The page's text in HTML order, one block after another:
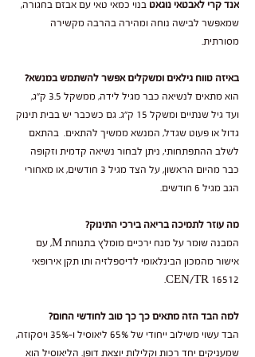
אנד קרי לאבטאי נוגאט בנוי כמאי טאי עם אבזם בחגורה,
שמאפשר לבישה נוחה ומהירה בהרבה מקשירה
מסורתית.
באיזה טווח גילאים ומשקלים אפשר להשתמש במנשא?
הוא מתאים לנשיאה כבר מגיל לידה, ממשקל 3.5 ק"ג,
ועד גיל שנתיים ומשקל 15 ק"ג. גם כשכבר יש בבית תינוק
גדול או פעוט שגדל, המנשא ממשיך להתאים. בהתאם
לשלב ההתפתחותי, ניתן לבחור נשיאה קדמית וזקופה
כבר מהיום הראשון, על הצד מגיל 3 חודשים, או מאחורי
הגב מגיל 6 חודשים.
מה עוזר לתמיכה בריאה בירכי התינוק?
המבנה שומר על מנח ירכיים מומלץ בתנוחת M, עם
אישור מהמכון הבינלאומי לדיספלזיה ותו תקן אירופאי
CEN/TR 16512.
למה הבד הזה מתאים כך כך טוב לחודשי החום?
הבד עשוי משילוב ייחודי של 65% ליאוסיל ו-35% ויסקוזה,
שמעניקים יחד רכות וקלילות יוצאת דופן. הליאוסיל הוא